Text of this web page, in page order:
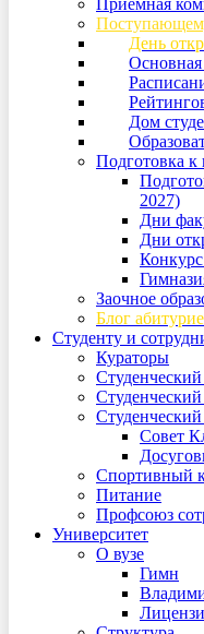
Приемная
День
Дом
Подготовка
2027)
Дни
Дни
Заочное
Блог
Студенту и
Кураторы
Совет
Спортивный
Питание
Профсоюз
Университет
О вузе
Гимн